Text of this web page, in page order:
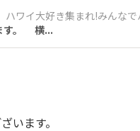
ハワイ大好き集まれ!みんなで
す。 横...
います。